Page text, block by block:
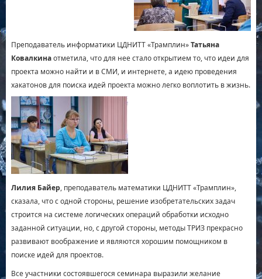
Преподаватель информатики ЦДНИТТ «Трамплин»Татьяна
Ковалкинаотметила, что для нее стало открытием то, что идеи для
проекта можно найти и в СМИ, и интернете, а идею проведения
хакатонов для поиска идей проекта можно легко воплотить в жизнь.
Лилия Байер, преподаватель математики ЦДНИТТ «Трамплин»,
сказала, что с одной стороны, решение изобретательских задач
строится на системе логических операций обработки исходно
заданной ситуации, но, с другой стороны, методы ТРИЗ прекрасно
развивают воображение и являются хорошим помощником в
поиске идей для проектов.
Все участники состоявшегося семинара выразили желание